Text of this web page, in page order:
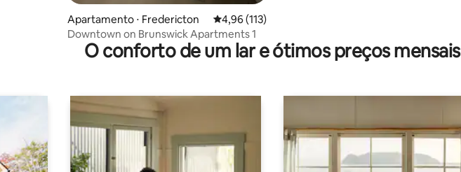
Apartamento ⋅ Fredericton 4,96 de uma avaliação média de 5, 113 avaliações
4,96 (113)
Downtown on Brunswick Apartments 1
O conforto de um lar e ótimos preços mensais